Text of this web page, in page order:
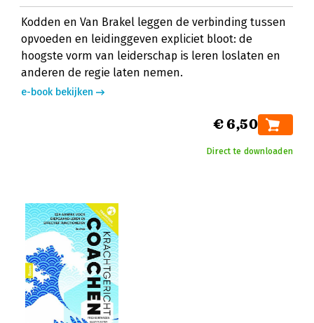
Kodden en Van Brakel leggen de verbinding tussen
opvoeden en leidinggeven expliciet bloot: de
hoogste vorm van leiderschap is leren loslaten en
anderen de regie laten nemen.
e-book bekijken
€ 6,50
Direct te downloaden